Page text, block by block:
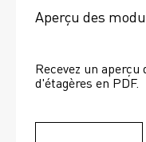
Aperçu des
Recevez un
d'étagères en PDF.